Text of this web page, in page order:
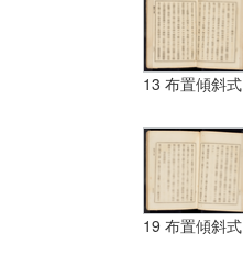
13 布置傾斜式
19 布置傾斜式